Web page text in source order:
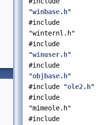
"winbase.h"
#include
"winternl.h"
#include
"winuser.h"
#include
"objbase.h"
#include "ole2.h"
#include
"mimeole.h"
#include